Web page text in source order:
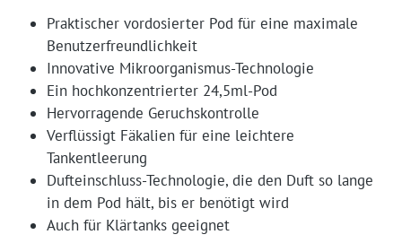
Praktischer vordosierter Pod für eine maximale
Benutzerfreundlichkeit
Innovative Mikroorganismus-Technologie
Ein hochkonzentrierter 24,5ml-Pod
Hervorragende Geruchskontrolle
Verflüssigt Fäkalien für eine leichtere
Tankentleerung
Dufteinschluss-Technologie, die den Duft so lange
in dem Pod hält, bis er benötigt wird
Auch für Klärtanks geeignet